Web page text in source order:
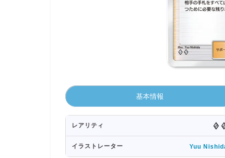
基本情報
レアリティ
イラストレーター Yuu